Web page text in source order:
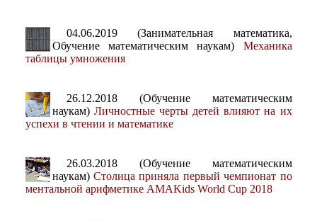
04.06.2019 (Занимательная математика,
Обучение математическим наукам) Механика
таблицы умножения
26.12.2018 (Обучение математическим
наукам) Личностные черты детей влияют на их
успехи в чтении и математике
26.03.2018 (Обучение математическим
наукам) Столица приняла первый чемпионат по
ментальной арифметике АМАKids World Cup 2018